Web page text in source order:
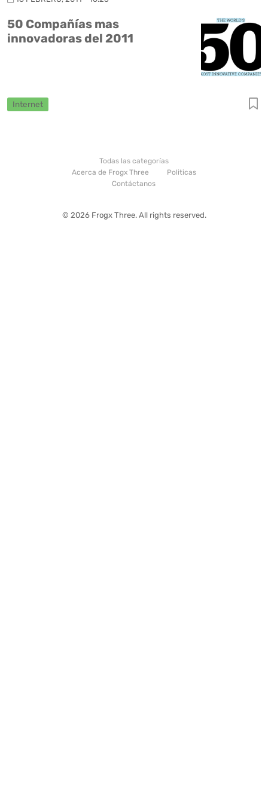
50 Compañías mas
innovadoras del 2011
Internet
Todas las categorías
Acerca de Frogx Three
Politicas
Contáctanos
© 2026 Frogx Three. All rights reserved.